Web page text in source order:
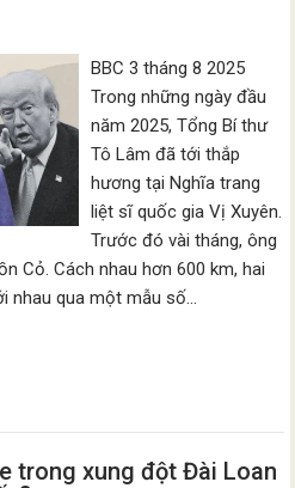
BBC 3 tháng 8 2025
Trong những ngày đầu
năm 2025, Tổng Bí thư
Tô Lâm đã tới thắp
hương tại Nghĩa trang
liệt sĩ quốc gia Vị Xuyên.
Trước đó vài tháng, ông
Cỏ. Cách nhau hơn 600 km, hai
nhau qua một mẫu số…
trong xung đột Đài Loan